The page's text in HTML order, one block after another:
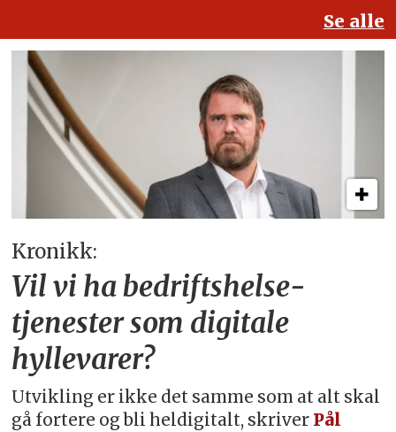
Se alle
Kronikk:
Vil vi ha bedriftshelse­
tjenester som digitale
hyllevarer?
Utvikling er ikke det samme som at alt skal
gå fortere og bli heldigitalt, skriver Pål